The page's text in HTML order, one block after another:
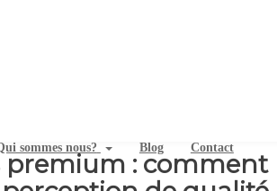
sommes nous? Blog Contact
premium : comment